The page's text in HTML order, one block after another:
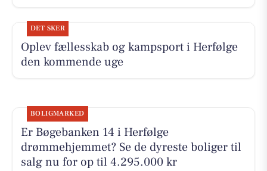
DET SKER
Oplev fællesskab og kampsport i Herfølge
den kommende uge
BOLIGMARKED
Er Bøgebanken 14 i Herfølge
drømmehjemmet? Se de dyreste boliger til
salg nu for op til 4.295.000 kr